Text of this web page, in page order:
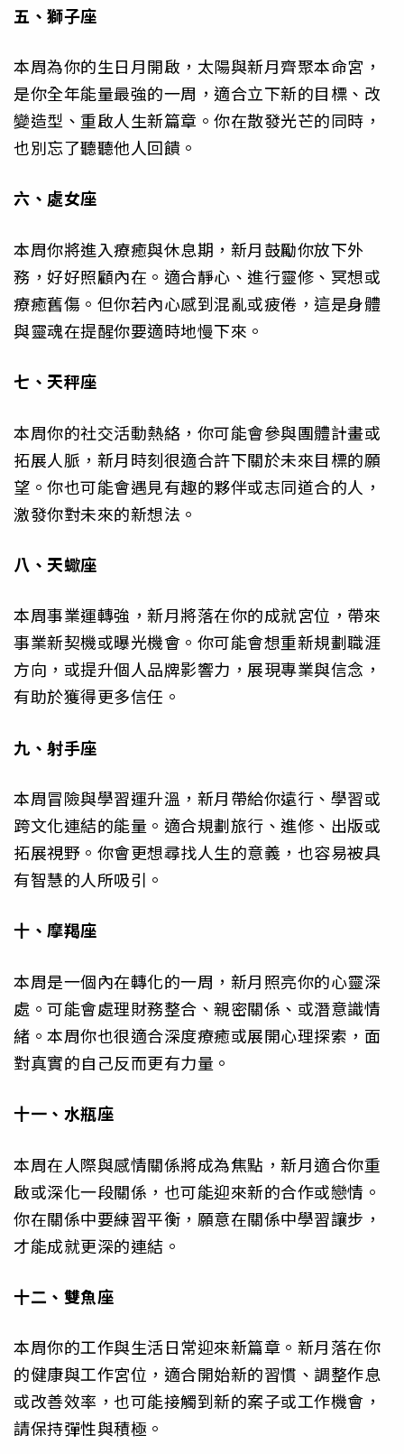
五、獅子座
本周為你的生日月開啟，太陽與新月齊聚本命宮，
是你全年能量最強的一周，適合立下新的目標、改
變造型、重啟人生新篇章。你在散發光芒的同時，
也別忘了聽聽他人回饋。
六、處女座
本周你將進入療癒與休息期，新月鼓勵你放下外
務，好好照顧內在。適合靜心、進行靈修、冥想或
療癒舊傷。但你若內心感到混亂或疲倦，這是身體
與靈魂在提醒你要適時地慢下來。
七、天秤座
本周你的社交活動熱絡，你可能會參與團體計畫或
拓展人脈，新月時刻很適合許下關於未來目標的願
望。你也可能會遇見有趣的夥伴或志同道合的人，
激發你對未來的新想法。
八、天蠍座
本周事業運轉強，新月將落在你的成就宮位，帶來
事業新契機或曝光機會。你可能會想重新規劃職涯
方向，或提升個人品牌影響力，展現專業與信念，
有助於獲得更多信任。
九、射手座
本周冒險與學習運升溫，新月帶給你遠行、學習或
跨文化連結的能量。適合規劃旅行、進修、出版或
拓展視野。你會更想尋找人生的意義，也容易被具
有智慧的人所吸引。
十、摩羯座
本周是一個內在轉化的一周，新月照亮你的心靈深
處。可能會處理財務整合、親密關係、或潛意識情
緒。本周你也很適合深度療癒或展開心理探索，面
對真實的自己反而更有力量。
十一、水瓶座
本周在人際與感情關係將成為焦點，新月適合你重
啟或深化一段關係，也可能迎來新的合作或戀情。
你在關係中要練習平衡，願意在關係中學習讓步，
才能成就更深的連結。
十二、雙魚座
本周你的工作與生活日常迎來新篇章。新月落在你
的健康與工作宮位，適合開始新的習慣、調整作息
或改善效率，也可能接觸到新的案子或工作機會，
請保持彈性與積極。